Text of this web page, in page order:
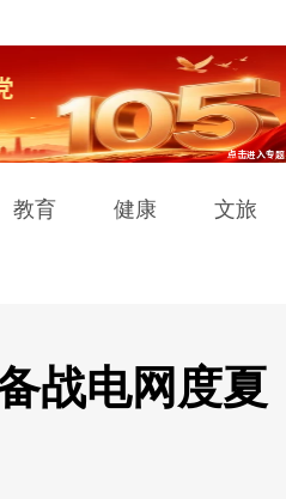
教育 健康 文旅
战电网度夏